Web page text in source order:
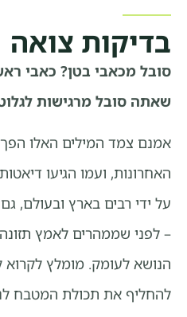
בדיקות צואה
סובל מכאבי בטן? כאבי ראש?
שאתה סובל מרגישות לגלוטן
אמנם צמד המילים האלו הפך
האחרונות, ועמו הגיעו דיאטות
על ידי רבים בארץ ובעולם, גם
– לפני שממהרים לאמץ תזונה
הנושא לעומק. מומלץ לקרוא
להחליף את תכולת המטבח